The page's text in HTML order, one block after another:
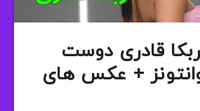
قادری دوست
+ عکس های